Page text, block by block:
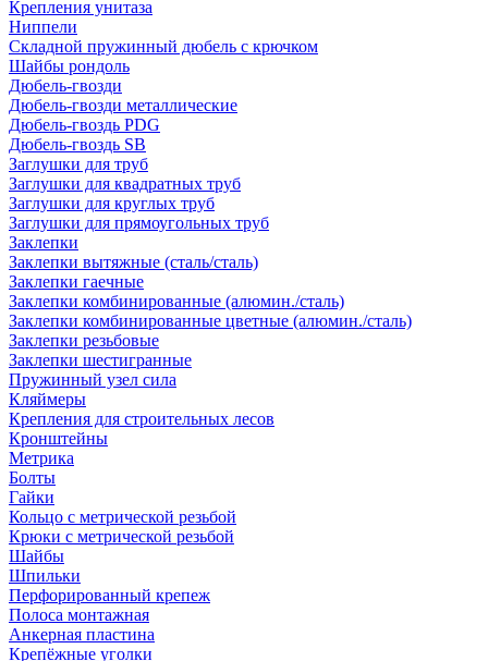
Крепления унитаза
Ниппели
Складной пружинный дюбель с крючком
Шайбы рондоль
Дюбель-гвозди
Дюбель-гвозди металлические
Дюбель-гвоздь PDG
Дюбель-гвоздь SB
Заглушки для труб
Заглушки для квадратных труб
Заглушки для круглых труб
Заглушки для прямоугольных труб
Заклепки
Заклепки вытяжные (сталь/сталь)
Заклепки гаечные
Заклепки комбинированные (алюмин./сталь)
Заклепки комбинированные цветные (алюмин./сталь)
Заклепки резьбовые
Заклепки шестигранные
Пружинный узел сила
Кляймеры
Крепления для строительных лесов
Кронштейны
Метрика
Болты
Гайки
Кольцо с метрической резьбой
Крюки с метрической резьбой
Шайбы
Шпильки
Перфорированный крепеж
Полоса монтажная
Анкерная пластина
Крепёжные уголки